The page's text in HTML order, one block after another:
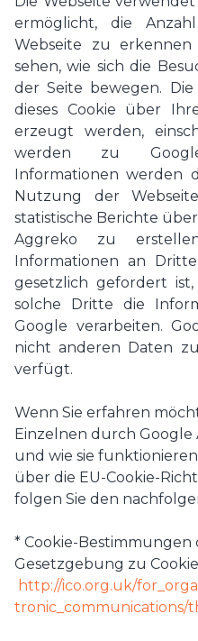
ermöglicht, die
Webseite zu
sehen, wie sich die
der Seite bewegen.
dieses Cookie über
erzeugt werden,
werden zu
Informationen werden
Nutzung der
statistische Berichte
Aggreko zu
Informationen an
gesetzlich gefordert
solche Dritte die
Google verarbeiten.
nicht anderen Daten
verfügt.
Wenn Sie erfahren
Einzelnen durch
und wie sie
über die EU-Cookie-
folgen Sie den
* Cookie-Bestimmungen
Gesetzgebung zu
http://ico.org.uk/
tronic_communications/